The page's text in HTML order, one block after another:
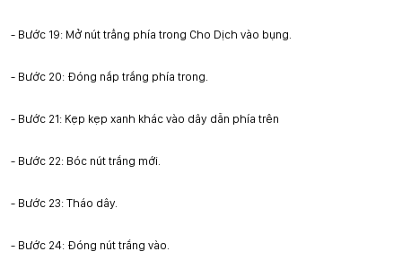
- Bước 19: Mở nút trẳng phía trong Cho Dịch vào bụng.
- Bước 20: Đóng nắp trắng phía trong.
- Bước 21: Kẹp kẹp xanh khác vào dây dẫn phía trên
- Bước 22: Bóc núttrắng mới.
- Bước 23: Tháo dây.
- Bước 24: Đóng nút trắng vào.